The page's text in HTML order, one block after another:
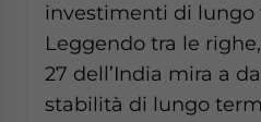
investimenti di lungo
Leggendo tra le
27 dell’India mira a
stabilità di lungo